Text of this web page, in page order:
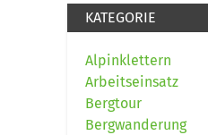
KATEGORIE
Alpinklettern
Arbeitseinsatz
Bergtour
Bergwanderung